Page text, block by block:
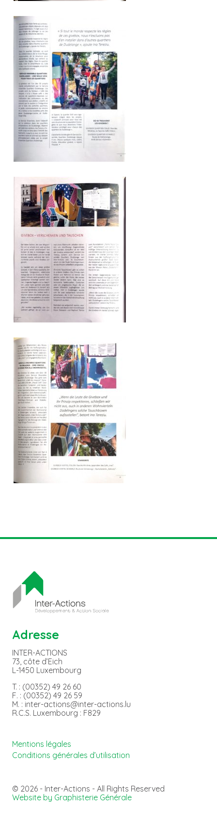
Adresse
INTER-ACTIONS
73, côte d’Eich
L-1450 Luxembourg
T. : (00352) 49 26 60
F. : (00352) 49 26 59
M. : inter-actions@inter-actions.lu
R.C.S. Luxembourg : F829
Mentions légales
Conditions générales d’utilisation
© 2026 - Inter-Actions - All Rights Reserved
Website by Graphisterie Générale